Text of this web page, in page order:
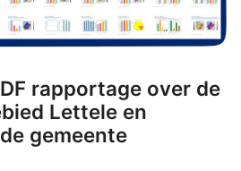
rapportage over de
Lettele en
gemeente